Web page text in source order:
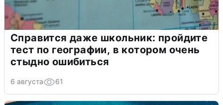
Справится даже школьник: пройдите
тест по географии, в котором очень
стыдно ошибиться
6 августа 61